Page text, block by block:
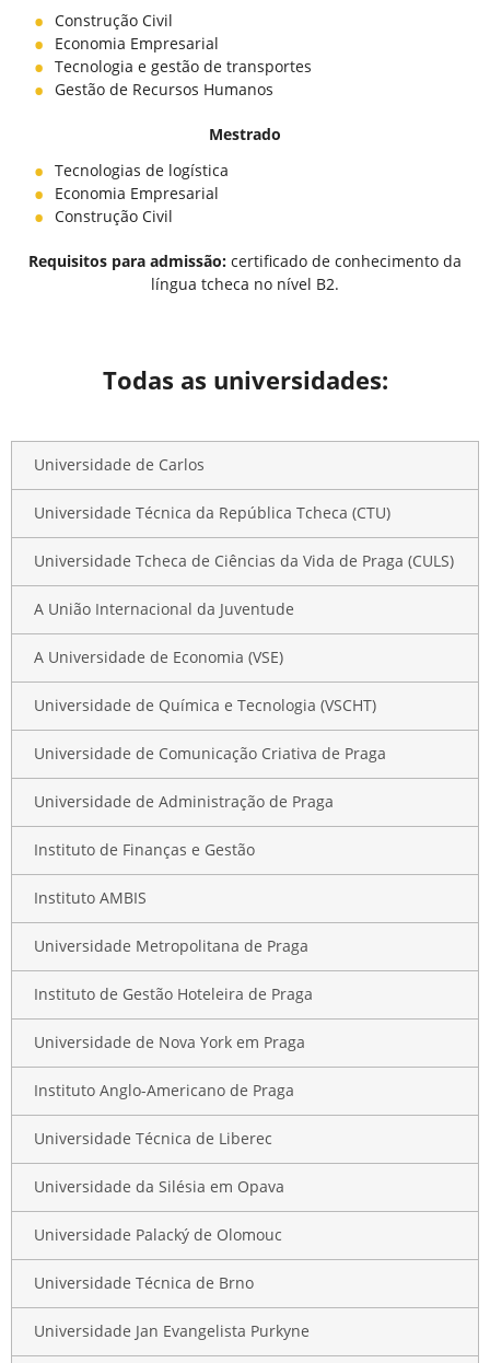
Construção Civil
Economia Empresarial
Tecnologia e gestão de transportes
Gestão de Recursos Humanos
Mestrado
Tecnologias de logística
Economia Empresarial
Construção Civil
Requisitos para admissão: certificado de conhecimento da
língua tcheca no nível B2.
Todas as universidades:
Universidade de Carlos
Universidade Técnica da República Tcheca (CTU)
Universidade Tcheca de Ciências da Vida de Praga (CULS)
A União Internacional da Juventude
A Universidade de Economia (VSE)
Universidade de Química e Tecnologia (VSCHT)
Universidade de Comunicação Criativa de Praga
Universidade de Administração de Praga
Instituto de Finanças e Gestão
Instituto AMBIS
Universidade Metropolitana de Praga
Instituto de Gestão Hoteleira de Praga
Universidade de Nova York em Praga
Instituto Anglo-Americano de Praga
Universidade Técnica de Liberec
Universidade da Silésia em Opava
Universidade Palacký de Olomouc
Universidade Técnica de Brno
Universidade Jan Evangelista Purkyne